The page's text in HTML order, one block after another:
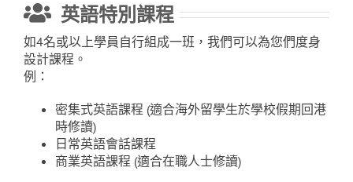
英語特別課程
如4名或以上學員自行組成一班，我們可以為您們度身
設計課程。
例：
密集式英語課程 (適合海外留學生於學校假期回港
時修讀)
日常英語會話課程
商業英語課程 (適合在職人士修讀)